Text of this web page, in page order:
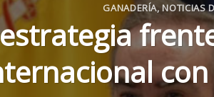
GANADERÍA, NOTICIAS